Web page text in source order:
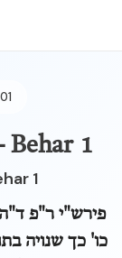
Behar 1
1
פירש"י ר"פ
כו' כך שנויה